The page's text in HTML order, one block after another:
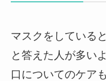
マスクをしている
と答えた人が多い
口についてのケア